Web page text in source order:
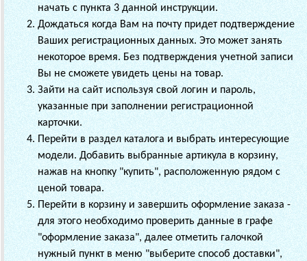
начать с пункта 3 данной инструкции.
Дождаться когда Вам на почту придет подтверждение
Ваших регистрационных данных. Это может занять
некоторое время. Без подтверждения учетной записи
Вы не сможете увидеть цены на товар.
Зайти на сайт используя свой логин и пароль,
указанные при заполнении регистрационной
карточки.
Перейти в раздел каталога и выбрать интересующие
модели. Добавить выбранные артикула в корзину,
нажав на кнопку "купить", расположенную рядом с
ценой товара.
Перейти в корзину и завершить оформление заказа -
для этого необходимо проверить данные в графе
"оформление заказа", далее отметить галочкой
нужный пункт в меню "выберите способ доставки",